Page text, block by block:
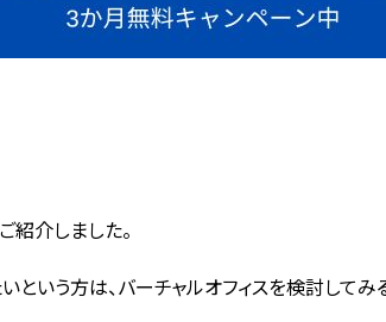
紹介しました。
いう方は、バーチャルオフィスを検討してみ